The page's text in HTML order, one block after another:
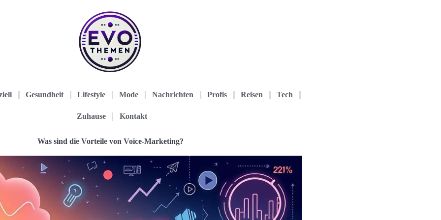
Gesundheit Lifestyle Mode Nachrichten Profis Reisen Tech
Zuhause Kontakt
Was sind die Vorteile von Voice-Marketing?